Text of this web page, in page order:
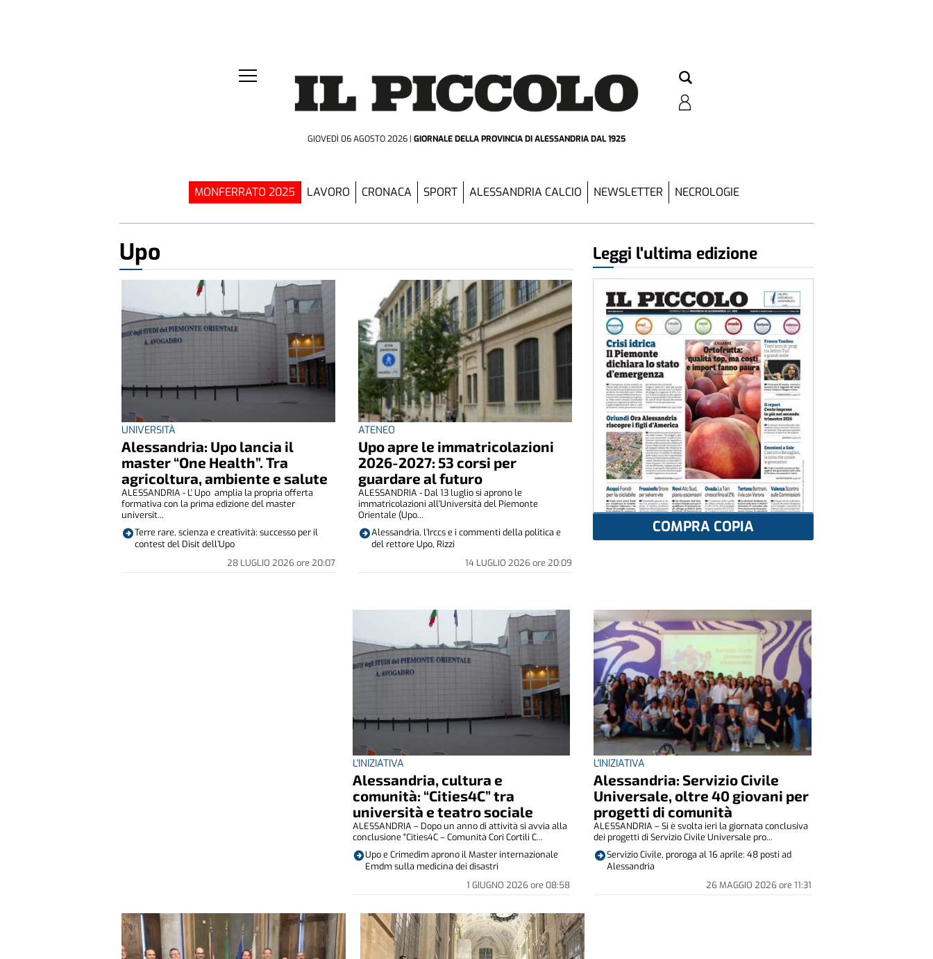
GIOVEDÌ 06 AGOSTO 2026 GIORNALE DELLA PROVINCIADI ALESSANDRIA DAL 1925
MONFERRATO 2025 LAVORO CRONACA SPORT ALESSANDRIA CALCIO NEWSLETTER NECROLOGIE
Upo
UNIVERSITÀ
Alessandria: Upo lancia il
master “One Health”. Tra
agricoltura, ambiente e salute
28 LUGLIO 2026ore 20:07
ALESSANDRIA - L' Upo amplia la propria offerta
formativa con la prima edizione del master
universit...
Terre rare, scienza e creatività: successo per il
contest del Disit dell’Upo
ATENEO
Upo apre le immatricolazioni
2026-2027: 53 corsi per
guardare al futuro
14 LUGLIO 2026ore 20:09
ALESSANDRIA - Dal 13 luglio si aprono le
immatricolazioni all'Università del Piemonte
Orientale (Upo...
Alessandria, l’Irccs e i commenti della politica e
del rettore Upo, Rizzi
Leggi l'ultima edizione
COMPRA COPIA
L'INIZIATIVA
Alessandria, cultura e
comunità: “Cities4C” tra
università e teatro sociale
1 GIUGNO 2026ore 08:58
ALESSANDRIA – Dopo un anno di attività si avvia alla
conclusione "Cities4C – Comunità Cori Cortili C...
Upo e Crimedim aprono il Master internazionale
Emdm sulla medicina dei disastri
L'INIZIATIVA
Alessandria: Servizio Civile
Universale, oltre 40 giovani per
progetti di comunità
26 MAGGIO 2026ore 11:31
ALESSANDRIA – Si è svolta ieri la giornata conclusiva
dei progetti di Servizio Civile Universale pro...
Servizio Civile, proroga al 16 aprile: 48 posti ad
Alessandria